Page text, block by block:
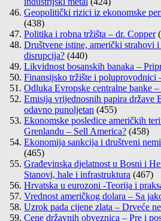
Geopolitički rizici iz ekonomske
(438)
Politika i robna tržišta – dr. Copper
Društvene istine, američki strahovi
disrupcija? (440)
Likvidnost bosanskih banaka –
Finansijsko tržište i poluprovodnici
Odluka Evropske centralne banke –
Emisija vrijednosnih papira države
odavno punoljetan (455)
Ekonomske posledice američkih
Grenlandu – Sell America? (458)
Ekonomija sankcija i društveni
(465)
Građevinska djelatnost u Bosni i
Stanovi, hale i infrastruktura (467)
Hrvatska u eurozoni -Teorija i
Vrednost američkog dolara – Sa
Uzrok pada cijene zlata – Drveće
Cene državnih obveznica – Pre i